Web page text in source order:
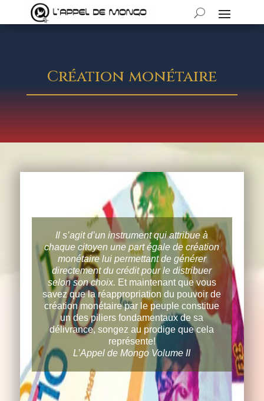
Création monétaire
Il s’agit d’un instrument qui attribue à
chaque citoyen une part égale de création
monétaire lui permettant de générer
directement du crédit pour le distribuer
selon son choix. Et maintenant que vous
savez que la réappropriation du pouvoir de
création monétaire par le peuple constitue
un des piliers fondamentaux de sa
délivrance, songez au prodige que cela
représente!
L’Appel de Mongo Volume II